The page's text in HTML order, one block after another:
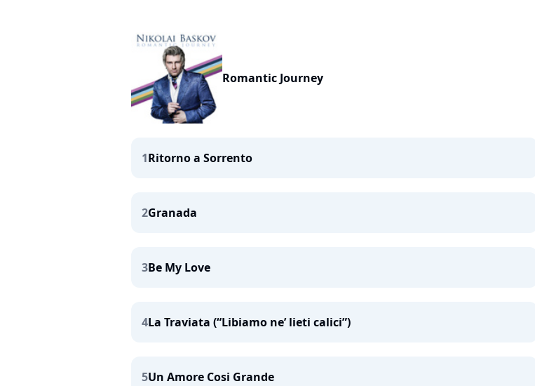
Romantic Journey
1Ritorno a Sorrento
2Granada
3Be My Love
4La Traviata (“Libiamo ne’ lieti calici”)
5Un Amore Cosi Grande